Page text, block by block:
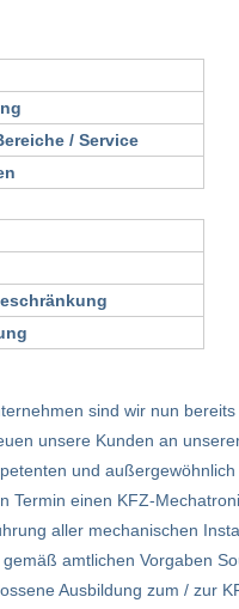
/ Service
sind wir nun
unsere Kunden an
und
Termin einen KFZ-
aller mechanischen
amtlichen Vorgaben
Ausbildung zum / zur